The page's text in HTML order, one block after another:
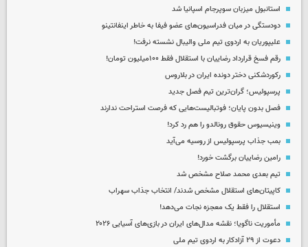
استانبول میزبان سوپرجام اسپانیا شد
دودستگی در میان فدراسیون‌های عضو فیفا به خاطر اینفانتینو
علیپوریان به اردوی تیم ملی والیبال نشسته نرفت!
رقم فسخ قرارداد رضاییان با استقلال فقط ۱۰۰میلیون تومان!
رکوردشکنی دختر دونده ایران در بلاروس
پرسپولیس؛ گران‌ترین تیم فصل جدید
فصل بدون پایان؛ فوتبالیست‌هایی که فرصت استراحت ندارند
وینیسیوس حقوق رونالدو را هم رد کرد!
بمب جذاب پرسپولیس از روسیه می‌آید
رامین رضاییان برگشت خورد!
تیم بعدی محمد صلاح مشخص شد
کاپیتان‌های استقلال مشخص شدند/ انتخاب جذاب سهراب
استقلال را فقط یک معجزه نجات می‌دهد!
مأموریت ناگویا؛ نقشه مدال‌های ایران در بازی‌های آسیایی ۲۰۲۶
دعوت از ۲۹ آزادکار به اردوی تیم ملی